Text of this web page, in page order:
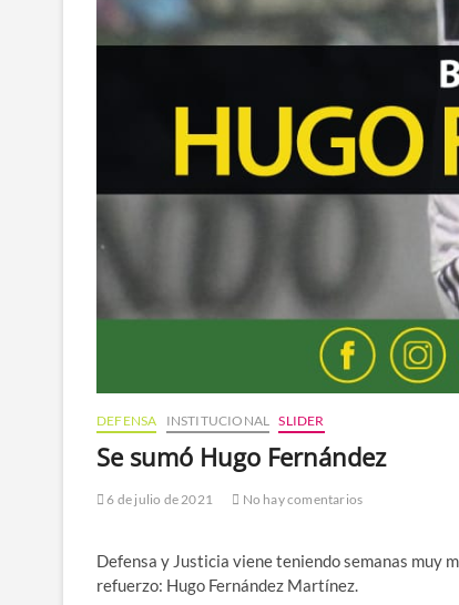
DEFENSA INSTITUCIONAL SLIDER
Se sumó Hugo Fernández
6 de julio de 2021 No hay comentarios
Defensa y Justicia viene teniendo semanas muy
refuerzo: Hugo Fernández Martínez.